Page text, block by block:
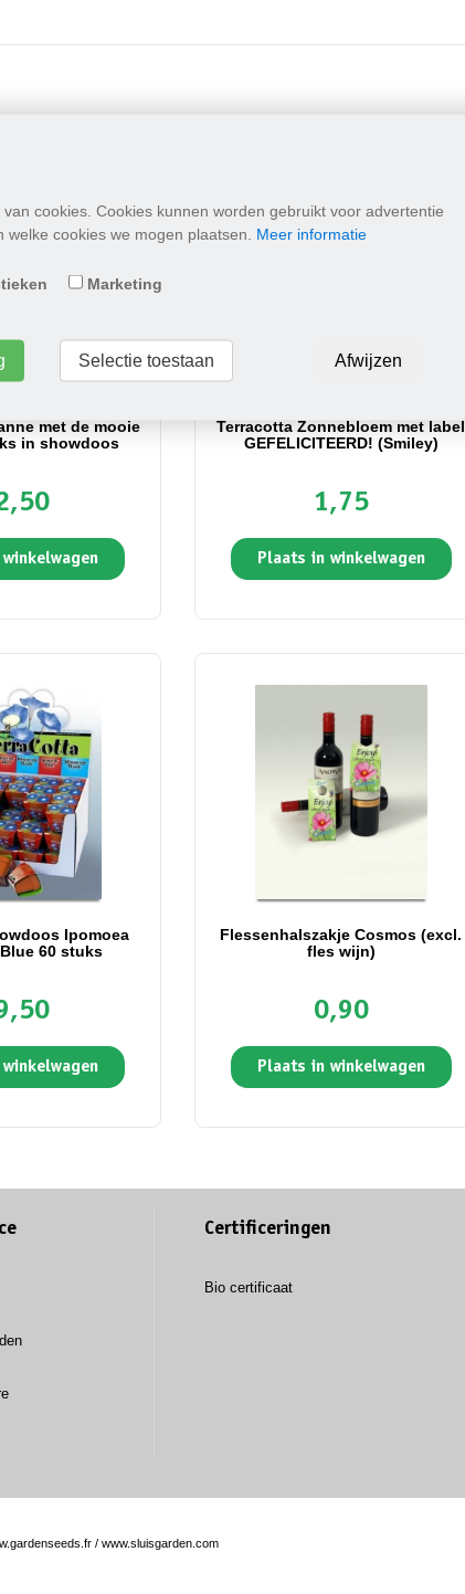
cookies. Cookies kunnen worden gebruikt voor advertentie
cookies we mogen plaatsen. Meer informatie
Marketing
Selectie toestaan Afwijzen
met de mooie
in showdoos
Terracotta Zonnebloem met label
GEFELICITEERD! (Smiley)
1,75
Plaats in winkelwagen
Ipomoea
60 stuks
Flessenhalszakje Cosmos (excl.
fles wijn)
0,90
Plaats in winkelwagen
Certificeringen
Bio certificaat
/ www.sluisgarden.com